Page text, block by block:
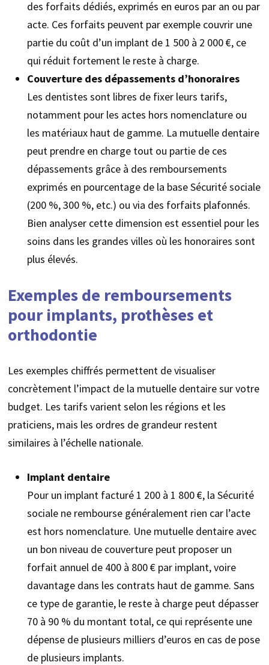
des forfaits dédiés, exprimés en euros par an ou par
acte. Ces forfaits peuvent par exemple couvrir une
partie du coût d’un implant de 1 500 à 2 000 €, ce
qui réduit fortement le reste à charge.
Couverture des dépassements d’honoraires
Les dentistes sont libres de fixer leurs tarifs,
notamment pour les actes hors nomenclature ou
les matériaux haut de gamme. La mutuelle dentaire
peut prendre en charge tout ou partie de ces
dépassements grâce à des remboursements
exprimés en pourcentage de la base Sécurité sociale
(200 %, 300 %, etc.) ou via des forfaits plafonnés.
Bien analyser cette dimension est essentiel pour les
soins dans les grandes villes où les honoraires sont
plus élevés.
Exemples de remboursements
pour implants, prothèses et
orthodontie
Les exemples chiffrés permettent de visualiser
concrètement l’impact de la mutuelle dentaire sur votre
budget. Les tarifs varient selon les régions et les
praticiens, mais les ordres de grandeur restent
similaires à l’échelle nationale.
Implant dentaire
Pour un implant facturé 1 200 à 1 800 €, la Sécurité
sociale ne rembourse généralement rien car l’acte
est hors nomenclature. Une mutuelle dentaire avec
un bon niveau de couverture peut proposer un
forfait annuel de 400 à 800 € par implant, voire
davantage dans les contrats haut de gamme. Sans
ce type de garantie, le reste à charge peut dépasser
70 à 90 % du montant total, ce qui représente une
dépense de plusieurs milliers d’euros en cas de pose
de plusieurs implants.